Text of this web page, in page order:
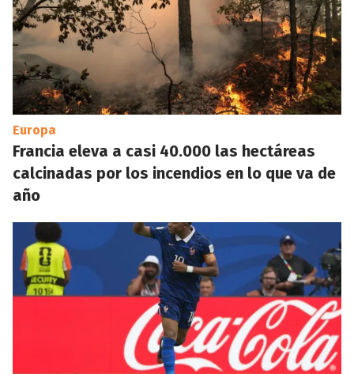
Europa
Francia eleva a casi 40.000 las hectáreas
calcinadas por los incendios en lo que va de
año